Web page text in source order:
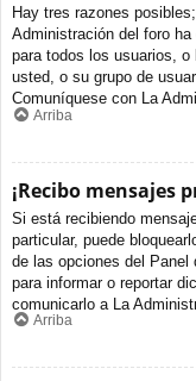
Hay tres razones
Administración del foro
para todos los usuarios, o
usted, o su grupo de
Comuníquese con La
Arriba
¡Recibo mensajes
Si está recibiendo
particular, puede
de las opciones del Panel
para informar o reportar
comunicarlo a La
Arriba